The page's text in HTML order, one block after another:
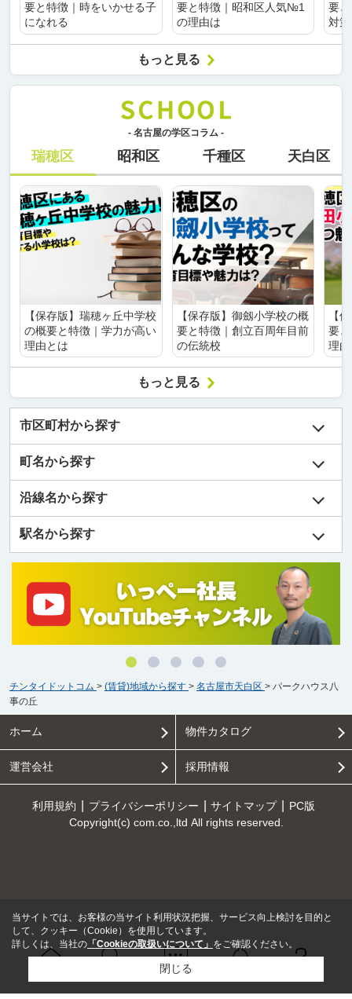
要と特徴｜時をいかせる子
になれる
要と特徴｜昭和区人気№1
の理由は
要
対
もっと見る
- 名古屋の学区コラム -
瑞穂区 昭和区 千種区 天白区
【保存版】瑞穂ヶ丘中学校
の概要と特徴｜学力が高い
理由とは
【保存版】御劔小学校の概
要と特徴｜創立百周年目前
の伝統校
【
要
理
もっと見る
問い合せ
市区町村から探す
町名から探す
沿線名から探す
駅名から探す
チンタイドットコム > (賃貸)地域から探す > 名古屋市天白区 > パークハウス八
事の丘
ホーム 物件カタログ
運営会社 採用情報
利用規約 プライバシーポリシー サイトマップ
PC版
Copyright(c) com.co.,ltd All rights reserved.
当サイトでは、お客様の当サイト利用状況把握、サービス向上検討を目的と
して、クッキー（Cookie）を使用しています。
詳しくは、当社の 「Cookieの取扱いについて」 をご確認ください。
閉じる